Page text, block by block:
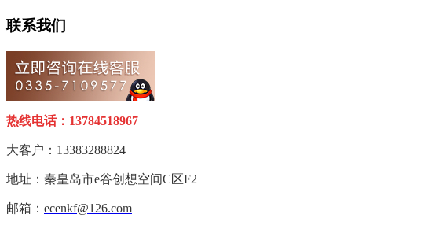
联系我们
热线电话：13784518967
大客户：13383288824
地址：秦皇岛市e谷创想空间C区F2
邮箱： ecenkf@126.com